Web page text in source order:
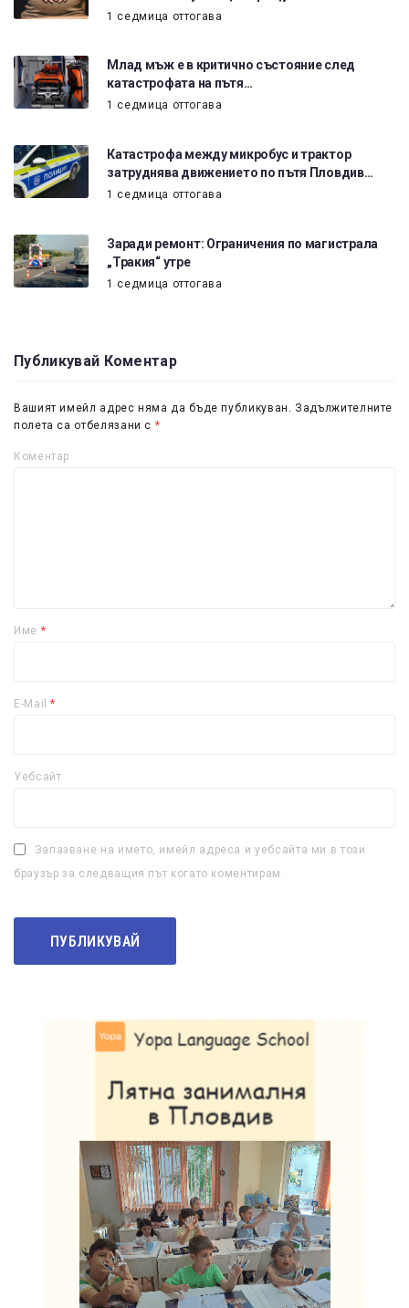
1 седмица оттогава
Млад мъж е в критично състояние след
катастрофата на пътя…
1 седмица оттогава
Катастрофа между микробус и трактор
затруднява движението по пътя Пловдив…
1 седмица оттогава
Заради ремонт: Ограничения по магистрала
„Тракия“ утре
1 седмица оттогава
Публикувай Коментар
Вашият имейл адрес няма да бъде публикуван.
Задължителните
полета са отбелязани с *
Коментар
Име *
E-Mail*
Уебсайт
Запазване на името, имейл адреса и уебсайта ми в този
браузър за следващия път когато коментирам.